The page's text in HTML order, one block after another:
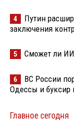
4
Путин
заключения
5 Сможет ли
6
ВС России
Одессы и буксир
Главное сегодня